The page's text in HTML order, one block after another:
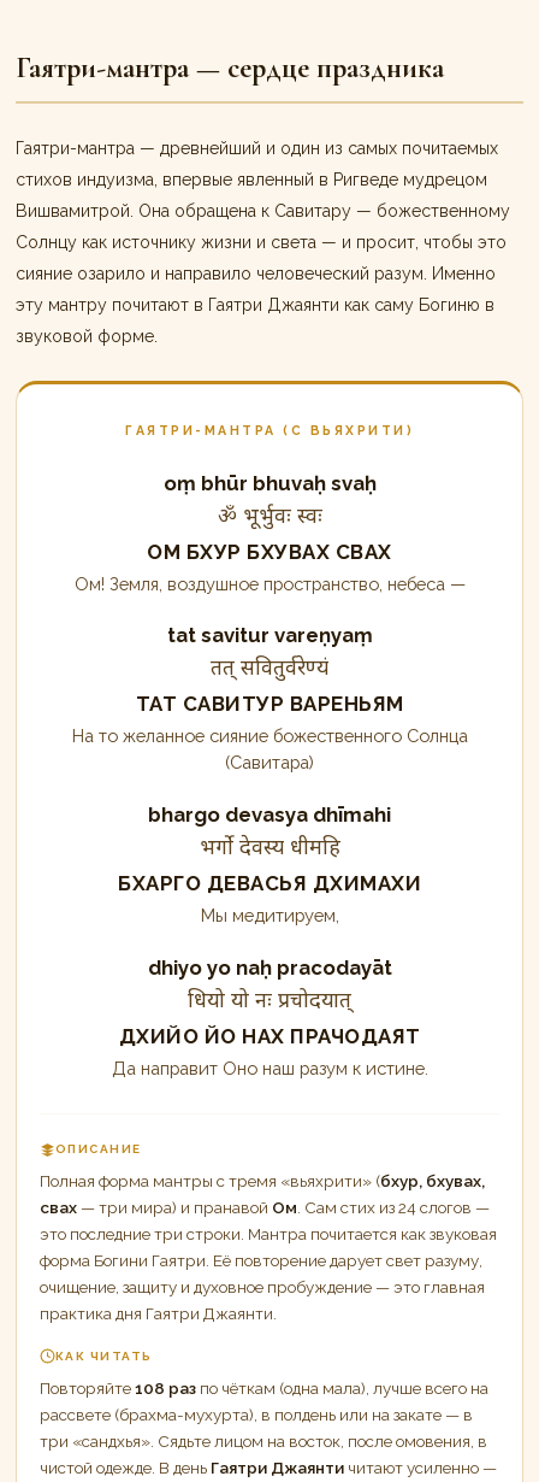
Гаятри-мантра — сердце праздника
Гаятри-мантра — древнейший и один из самых почитаемых
стихов индуизма, впервые явленный в Ригведе мудрецом
Вишвамитрой. Она обращена к Савитару — божественному
Солнцу как источнику жизни и света — и просит, чтобы это
сияние озарило и направило человеческий разум. Именно
эту мантру почитают в Гаятри Джаянти как саму Богиню в
звуковой форме.
ГАЯТРИ-МАНТРА (С ВЬЯХРИТИ)
oṃ bhūr bhuvaḥ svaḥ
ॐ भूर्भुवः स्वः
ОМ БХУР БХУВАХ СВАХ
Ом! Земля, воздушное пространство, небеса —
tat savitur vareṇyaṃ
तत् सवितुर्वरेण्यं
ТАТ САВИТУР ВАРЕНЬЯМ
На то желанное сияние божественного Солнца
(Савитара)
bhargo devasya dhīmahi
भर्गो देवस्य धीमहि
БХАРГО ДЕВАСЬЯ ДХИМАХИ
Мы медитируем,
dhiyo yo naḥ pracodayāt
धियो यो नः प्रचोदयात्
ДХИЙО ЙО НАХ ПРАЧОДАЯТ
Да направит Оно наш разум к истине.
ОПИСАНИЕ
Полная форма мантры с тремя «вьяхрити» (бхур, бхувах,
свах— три мира) и пранавой Ом . Сам стих из 24 слогов —
это последние три строки. Мантра почитается как звуковая
форма Богини Гаятри. Её повторение дарует свет разуму,
очищение, защиту и духовное пробуждение — это главная
практика дня Гаятри Джаянти.
КАК ЧИТАТЬ
Повторяйте108 разпо чёткам (одна мала), лучше всего на
рассвете (брахма-мухурта), в полдень или на закате — в
три «сандхья». Сядьте лицом на восток, после омовения, в
чистой одежде. В день Гаятри Джаянтичитают усиленно —